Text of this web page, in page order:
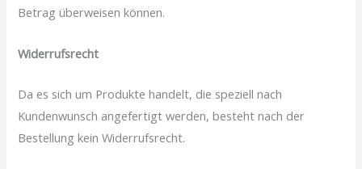
Betrag überweisen können.
Widerrufsrecht
Da es sich um Produkte handelt, die speziell nach
Kundenwunsch angefertigt werden, besteht nach der
Bestellung kein Widerrufsrecht.